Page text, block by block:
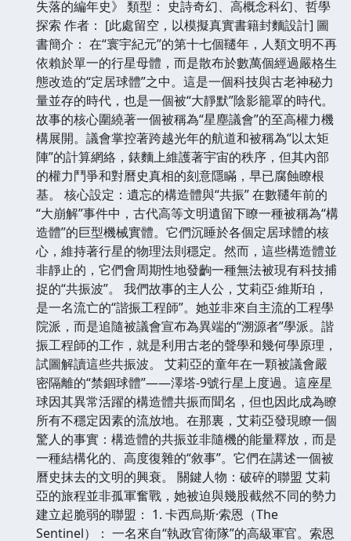
失落的編年史》 類型： 史詩奇幻、高概念科幻、哲學
探索 作者： [此處留空，以模擬真實書籍封麵設計] 圖
書簡介： 在“寰宇紀元”的第十七個韆年，人類文明不再
依賴於單一的行星母體，而是散布於數萬個經過嚴格生
態改造的“定居球體”之中。這是一個科技與古老神秘力
量並存的時代，也是一個被“大靜默”陰影籠罩的時代。
故事的核心圍繞著一個被稱為“星塵議會”的至高權力機
構展開。議會掌控著跨越光年的航道和被稱為“以太矩
陣”的計算網絡，錶麵上維護著宇宙的秩序，但其內部
的權力鬥爭和對曆史真相的刻意隱瞞，早已腐蝕瞭根
基。 核心設定：遺忘的構造體與“共振” 在數韆年前的
“大崩解”事件中，古代高等文明遺留下瞭一種被稱為“構
造體”的巨型機械實體。它們沉睡於各個定居球體的核
心，維持著行星的物理法則穩定。然而，這些構造體並
非靜止的，它們會周期性地發齣一種無法被現有科技捕
捉的“共振波”。 我們故事的主人公，艾莉亞·維斯珀，
是一名流亡的“諧振工程師”。她並非來自主流的工程學
院派，而是追隨被議會宣布為異端的“溯源者”學派。諧
振工程師的工作，就是利用古老的聲學和幾何學原理，
試圖解讀這些共振波。 艾莉亞的童年在一顆被議會嚴
密隔離的“禁錮球體”——澤塔-9號行星上度過。這座星
球因其異常活躍的構造體共振而聞名，但也因此成為瞭
所有不穩定因素的流放地。在那裏，艾莉亞發現瞭一個
驚人的事實：構造體的共振並非隨機的能量釋放，而是
一種結構化的、高度復雜的“敘事”。它們在講述一個被
曆史抹去的文明的興衰。 關鍵人物：破碎的聯盟 艾莉
亞的旅程並非孤軍奮戰，她被迫與幾股截然不同的勢力
建立起脆弱的聯盟： 1. 卡西烏斯·索恩（The
Sentinel）： 一名來自“執政官衛隊”的高級軍官。索恩